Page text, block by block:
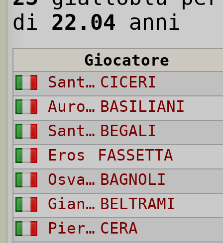
di 22.04 anni
Giocatore
Santino CICERI
Auro Enzo BASILIANI
Sante BEGALI
Eros
FASSETTA
Osvaldo BAGNOLI
Giancarlo BELTRAMI
Pierluigi CERA